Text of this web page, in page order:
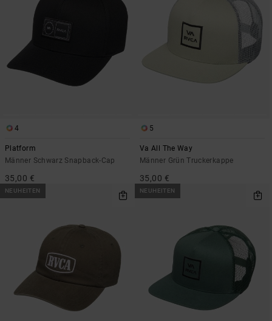
4
Platform
Männer Schwarz Snapback-Cap
35,00 €
5
Va All The Way
Männer Grün Truckerkappe
35,00 €
NEUHEITEN NEUHEITEN